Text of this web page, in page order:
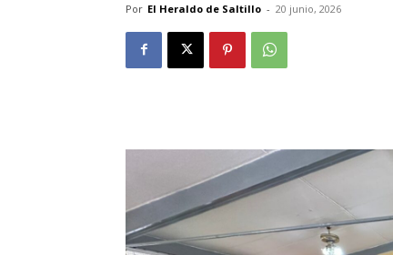
Por El Heraldo de Saltillo - 20 junio, 2026